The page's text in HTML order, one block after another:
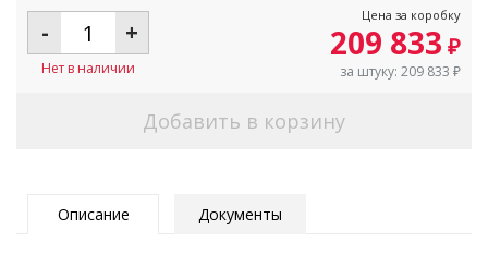
- +
Нет в наличии
Цена за коробку
209 833 ₽
за штуку: 209 833 ₽
Добавить в корзину
Описание Документы